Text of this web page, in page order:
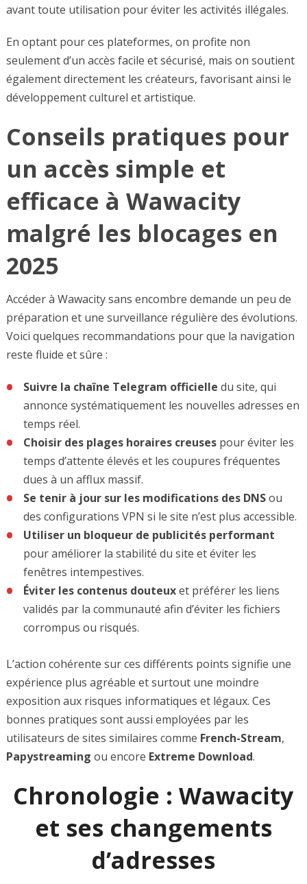
avant toute utilisation pour éviter les activités illégales.
En optant pour ces plateformes, on profite non
seulement d’un accès facile et sécurisé, mais on soutient
également directement les créateurs, favorisant ainsi le
développement culturel et artistique.
Conseils pratiques pour
un accès simple et
efficace à Wawacity
malgré les blocages en
2025
Accéder à Wawacity sans encombre demande un peu de
préparation et une surveillance régulière des évolutions.
Voici quelques recommandations pour que la navigation
reste fluide et sûre :
Suivre la chaîne Telegram officielle du site, qui
annonce systématiquement les nouvelles adresses en
temps réel.
Choisir des plages horaires creusespour éviter les
temps d’attente élevés et les coupures fréquentes
dues à un afflux massif.
Se tenir à jour sur les modifications des DNSou
des configurations VPN si le site n’est plus accessible.
Utiliser un bloqueur de publicités performant
pour améliorer la stabilité du site et éviter les
fenêtres intempestives.
Éviter les contenus douteuxet préférer les liens
validés par la communauté afin d’éviter les fichiers
corrompus ou risqués.
L’action cohérente sur ces différents points signifie une
expérience plus agréable et surtout une moindre
exposition aux risques informatiques et légaux. Ces
bonnes pratiques sont aussi employées par les
utilisateurs de sites similaires comme French-Stream,
Papystreaming ou encore Extreme Download.
Chronologie : Wawacity
et ses changements
d’adresses